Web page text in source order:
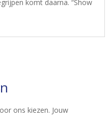
komt daarna. “Show
ons kiezen. Jouw